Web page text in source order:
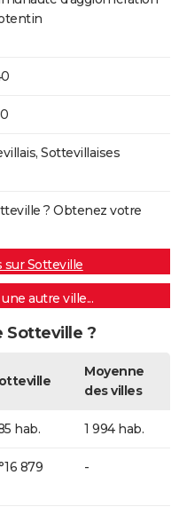
Sottevillaises
? Obtenez votre
Sotteville
autre ville...
Sotteville ?
Moyenne
des villes
hab. 1 994 hab.
879 -